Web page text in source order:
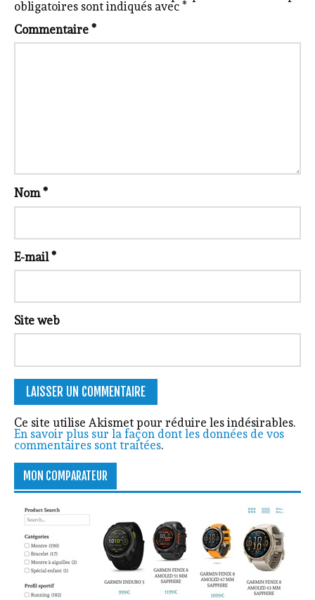
obligatoires sont indiqués avec*
Commentaire*
Nom*
E-mail*
Site web
Ce site utilise Akismet pour réduire les indésirables.
En savoir plus sur la façon dont les données de vos
commentaires sont traitées.
MON COMPARATEUR